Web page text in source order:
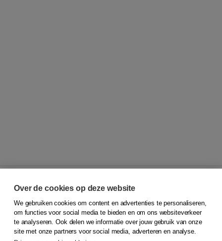
© 2026Koninklijke Boom uitgevers
Klantenservice
Service & informatie
Over de cookies op deze website
We gebruiken cookies om content en advertenties te personaliseren,
om functies voor social media te bieden en om ons websiteverkeer
te analyseren. Ook delen we informatie over jouw gebruik van onze
site met onze partners voor social media, adverteren en analyse.